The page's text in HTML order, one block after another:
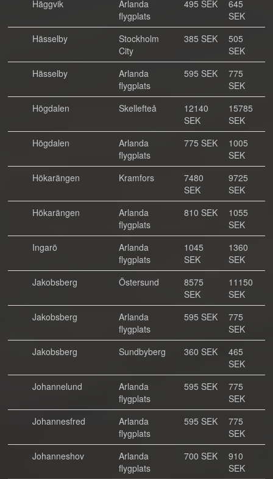
Häggvik
Arlanda
flygplats
495 SEK
645
SEK
Hässelby
Stockholm
City
385 SEK
505
SEK
Hässelby
Arlanda
flygplats
595 SEK
775
SEK
Högdalen
Skellefteå
12140
SEK
15785
SEK
Högdalen
Arlanda
flygplats
775 SEK
1005
SEK
Hökarängen
Kramfors
7480
SEK
9725
SEK
Hökarängen
Arlanda
flygplats
810 SEK
1055
SEK
Ingarö
Arlanda
flygplats
1045
SEK
1360
SEK
Jakobsberg
Östersund
8575
SEK
11150
SEK
Jakobsberg
Arlanda
flygplats
595 SEK
775
SEK
Jakobsberg
Sundbyberg 360 SEK
465
SEK
Johannelund
Arlanda
flygplats
595 SEK
775
SEK
Johannesfred
Arlanda
flygplats
595 SEK
775
SEK
Johanneshov
Arlanda
flygplats
700 SEK
910
SEK